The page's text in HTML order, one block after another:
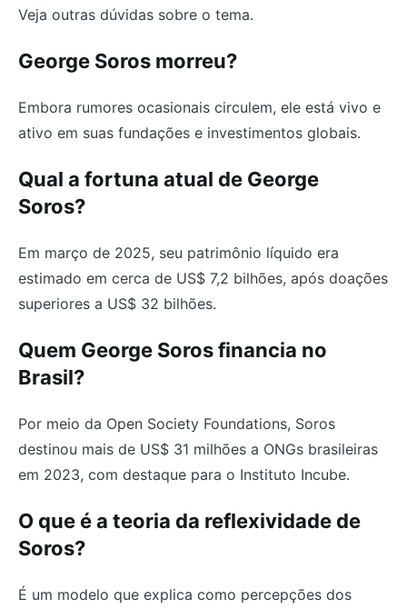
Veja outras dúvidas sobre o tema.
George Soros morreu?
Embora rumores ocasionais circulem, ele está vivo e
ativo em suas fundações e investimentos globais.
Qual a fortuna atual de George
Soros?
Em março de 2025, seu patrimônio líquido era
estimado em cerca de US$ 7,2 bilhões, após doações
superiores a US$ 32 bilhões.
Quem George Soros financia no
Brasil?
Por meio da Open Society Foundations, Soros
destinou mais de US$ 31 milhões a ONGs brasileiras
em 2023, com destaque para o Instituto Incube.
O que é a teoria da reflexividade de
Soros?
É um modelo que explica como percepções dos